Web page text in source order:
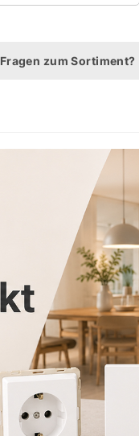
Fragen zum Sortiment?